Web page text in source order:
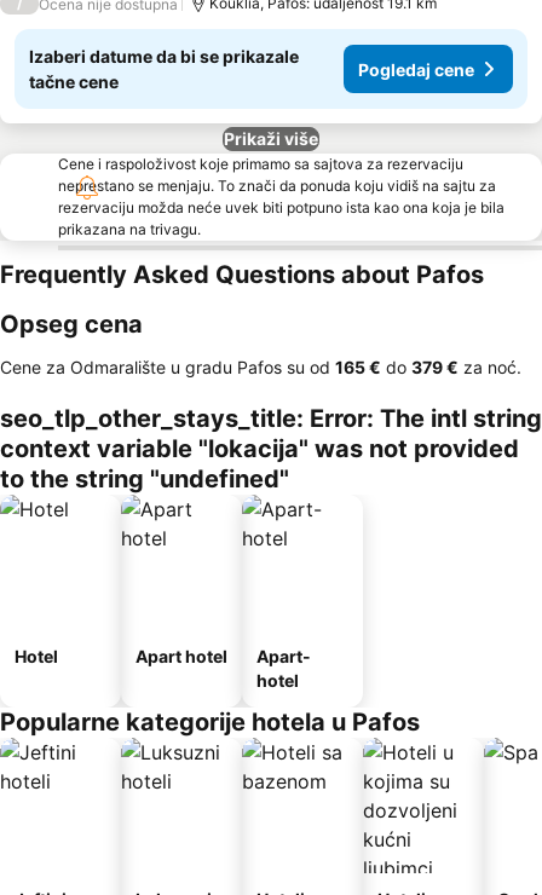
Ocena nije dostupna
Izaberi datume da bi se prikazale
tačne cene
Pogledaj cene
Prikaži više
Cene i raspoloživost koje primamo sa sajtova za rezervaciju
neprestano se menjaju. To znači da ponuda koju vidiš na sajtu za
rezervaciju možda neće uvek biti potpuno ista kao ona koja je bila
prikazana na trivagu.
Frequently Asked Questions about Pafos
Opseg cena
Cene za Odmaralište u gradu Pafos su od ‎165 € do ‎379 € za noć.
seo_tlp_other_stays_title: Error: The intl string
context variable "lokacija" was not provided
to the string "undefined"
Hotel Apart hotel
Apart-
hotel
Popularne kategorije hotela u Pafos